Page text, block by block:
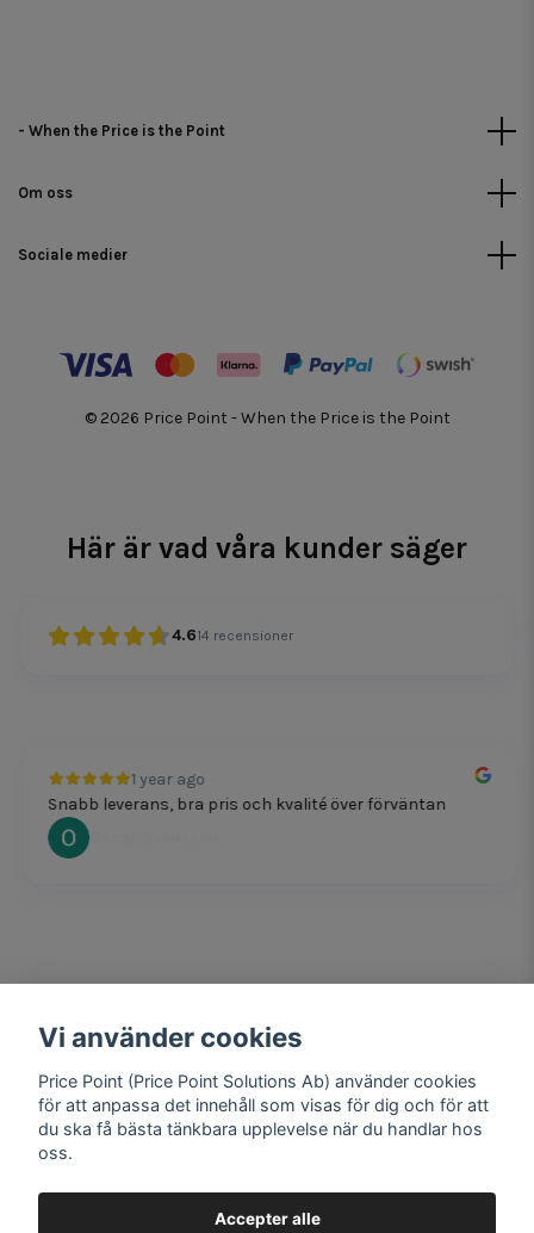
- When the Price is the Point
Om oss
Sociale medier
© 2026 Price Point - When the Price is the Point
Här är vad våra kunder säger
4.614 recensioner
1 year ago
Snabb leverans, bra pris och kvalité över förväntan
Oscar Svensson
1 year ago
Mathias Johansson
Vi använder cookies
Price Point (Price Point Solutions Ab) använder cookies
för att anpassa det innehåll som visas för dig och för att
du ska få bästa tänkbara upplevelse när du handlar hos
oss.
Accepter alle